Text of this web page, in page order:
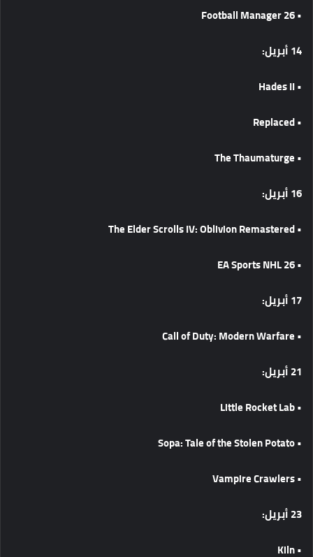
• Football Manager 26
14أبريل:
• Hades II
• Replaced
• The Thaumaturge
16أبريل:
• The Elder Scrolls IV: Oblivion Remastered
• EA Sports NHL 26
17أبريل:
• Call of Duty: Modern Warfare
21أبريل:
• Little Rocket Lab
• Sopa: Tale of the Stolen Potato
• Vampire Crawlers
23أبريل:
• Kiln